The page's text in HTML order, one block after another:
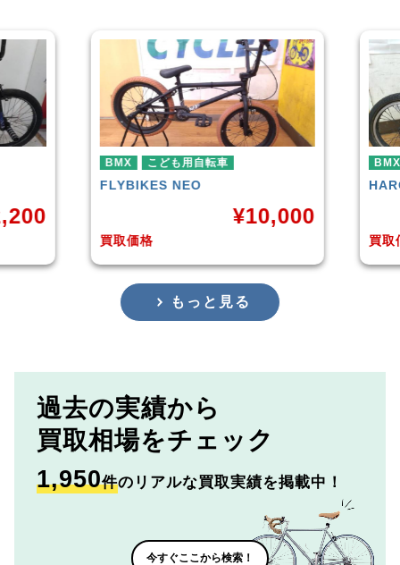
¥10,000
BMX
HARODOWNTOWN
買取価格
¥4,225
もっと見る
過去の実績から
買取相場をチェック
1,950件のリアルな買取実績を掲載中！
今すぐここから検索！